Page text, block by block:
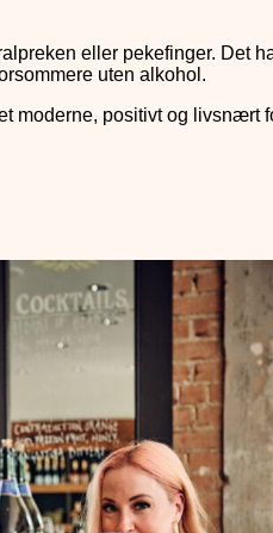
eller pekefinger. Det
uten alkohol.
moderne, positivt og livsnært